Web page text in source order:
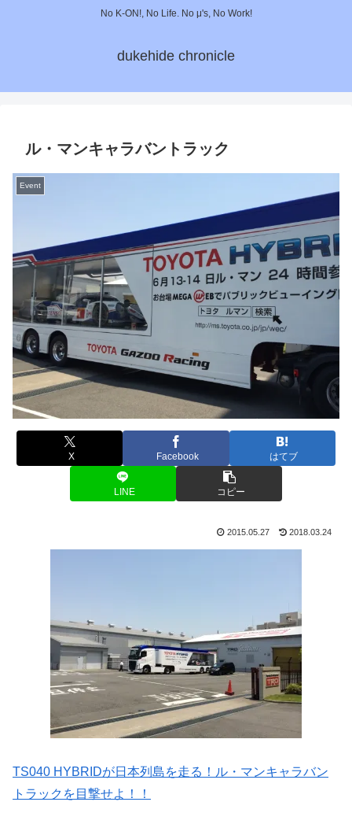
No K-ON!, No Life. No μ's, No Work!
dukehide chronicle
ル・マンキャラバントラック
Event
X Facebook はてブ
LINE コピー
2015.05.27 2018.03.24
TS040 HYBRIDが日本列島を走る！ル・マンキャラバン
トラックを目撃せよ！！